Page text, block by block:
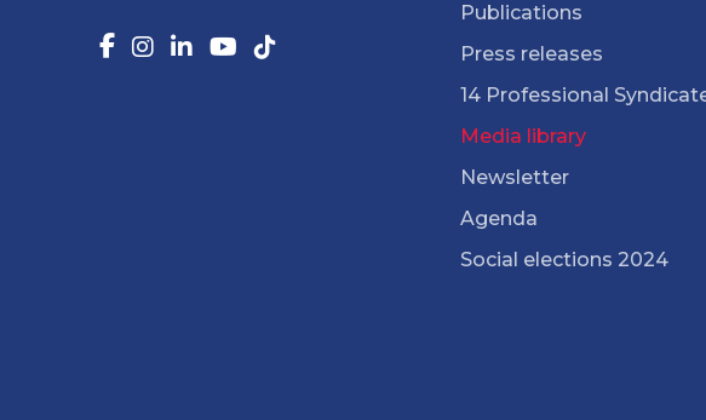
Publications
Press releases
14 Professional
Media library
Newsletter
Agenda
Social elections 2024